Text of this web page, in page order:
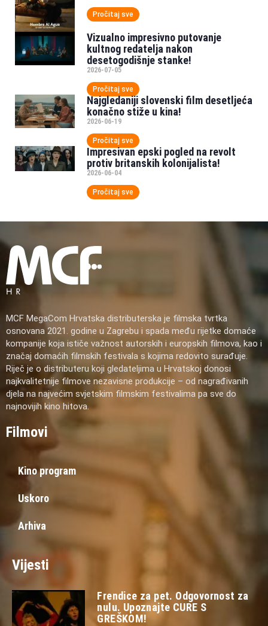
Pročitaj sve
Vizualno impresivno putovanje
kultnog redatelja nakon
desetogodišnje stanke!
2026-07-05
Pročitaj sve
Najgledaniji slovenski film desetljeća
konačno stiže u kina!
2026-06-19
Pročitaj sve
Impresivan epski pogled na revolt
protiv britanskih kolonijalista!
2026-06-04
Pročitaj sve
MCF MegaCom Hrvatska distributerska je filmska tvrtka
osnovana 2021. godine u Zagrebu i spada među rijetke domaće
kompanije koja ističe važnost autorskih i europskih filmova, kao i
značaj domaćih filmskih festivala s kojima redovito surađuje.
Riječ je o distributeru koji gledateljima u Hrvatskoj donosi
najkvalitetnije filmove nezavisne produkcije – od nagrađivanih
djela na najvećim svjetskim filmskim festivalima pa sve do
najnovijih kino hitova.
Filmovi
Kino program
Uskoro
Arhiva
Vijesti
Frendice za pet. Odgovornost za
nulu. Upoznajte CURE S
GREŠKOM!